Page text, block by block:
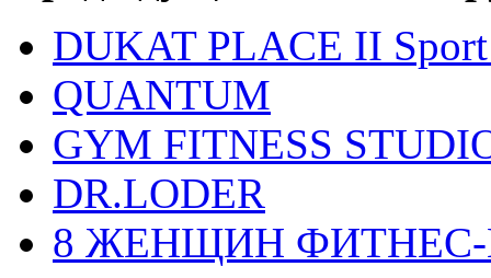
DUKAT PLACE II Sport
QUANTUM
GYM FITNESS
DR.LODER
8 ЖЕНЩИН